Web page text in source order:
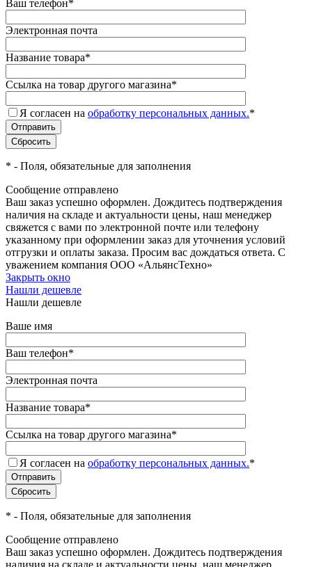
Ваш телефон*
Электронная почта
Название товара*
Ссылка на товар другого магазина*
Я согласен на обработку персональных данных.*
* - Поля, обязательные для заполнения
Сообщение отправлено
Ваш заказ успешно оформлен. Дождитесь подтверждения
наличия на складе и актуальности цены, наш менеджер
свяжется с вами по электронной почте или телефону
указанному при оформлении заказ для уточнения условий
отгрузки и оплаты заказа. Просим вас дождаться ответа. С
уважением компания ООО «АльянсТехно»
Закрыть окно
Нашли дешевле
Нашли дешевле
Ваше имя
Ваш телефон*
Электронная почта
Название товара*
Ссылка на товар другого магазина*
Я согласен на обработку персональных данных.*
* - Поля, обязательные для заполнения
Сообщение отправлено
Ваш заказ успешно оформлен. Дождитесь подтверждения
наличия на складе и актуальности цены, наш менеджер